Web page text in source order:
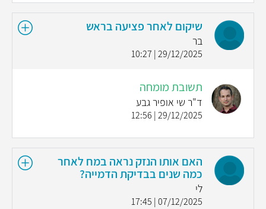
שיקום לאחר פציעה בראש
בר
29/12/2025 | 10:27
תשובת מומחה
ד"ר שי אופיר גבע
29/12/2025 | 12:56
האם אותו הנזק נראה במח לאחר
כמה שנים בבדיקת הדמייה?
לי
07/12/2025 | 17:45